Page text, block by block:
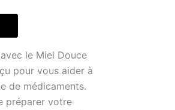
le Miel Douce
pour vous aider à
de médicaments.
préparer votre